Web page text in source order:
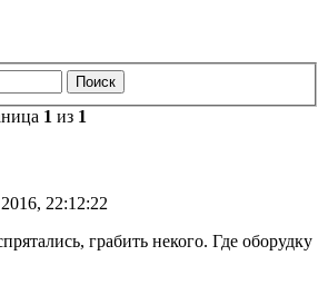
1 из 1
22:12:22
грабить некого. Где оборудку